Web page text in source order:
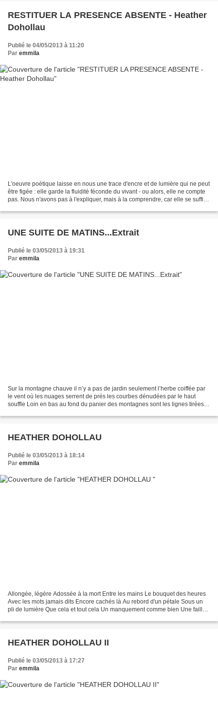
RESTITUER LA PRESENCE ABSENTE - Heather
Dohollau
Publié le 04/05/2013 à 11:20
Par emmila
L'oeuvre poétique laisse en nous une trace d'encre et de lumière qui ne peut
être figée : elle garde la fluidité féconde du vivant - ou alors, elle ne compte
pas. Nous n'avons pas à l'expliquer, mais à la comprendre, car elle se suffit à
UNE SUITE DE MATINS...Extrait
Publié le 03/05/2013 à 19:31
Par emmila
Sur la montagne chauve il n’y a pas de jardin seulement l’herbe coiffée par
le vent où les nuages serrent de prés les courbes dénudées par le haut
souffle Loin en bas au fond du panier des montagnes sont les lignes tirées
HEATHER DOHOLLAU
Publié le 03/05/2013 à 18:14
Par emmila
Allongée, légère Adossée à la mort Entre les mains Le bouquet des heures
Avec les mots jamais dits Encore cachés là Au rebord d'un pétale Sous un
pli de lumière Que cela et tout cela Un manquement comme bien Une faille
HEATHER DOHOLLAU II
Publié le 03/05/2013 à 17:27
Par emmila